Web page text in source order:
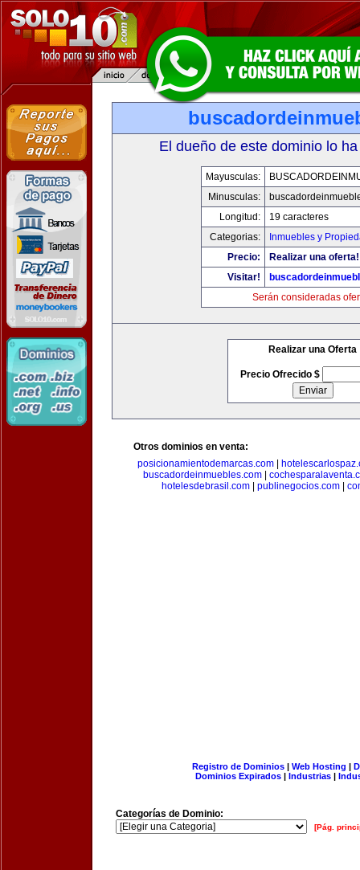
El dueño de este dominio lo
Mayusculas:
Minusculas:
Longitud:
19 caracteres
Categorias:
Inmuebles y
Precio:
Realizar una oferta!
Visitar!
Serán consideradas
Realizar una Oferta
Precio Ofrecido $
Otros dominios en venta:
posicionamientodemarcas.com|
buscadordeinmuebles.com
hotelesdebrasil.com
publinegocios.com
Registro de Dominios| Web Hosting |
Dominios Expirados | Industrias |
Categorías de Dominio:
[Pág.